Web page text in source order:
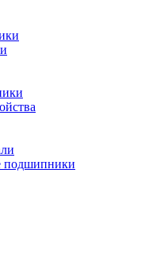
подшипники